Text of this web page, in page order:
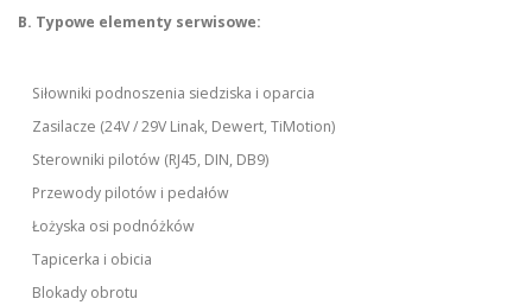
B. Typowe elementy serwisowe:
Siłowniki podnoszenia siedziska i oparcia
Zasilacze (24V / 29V Linak, Dewert, TiMotion)
Sterowniki pilotów (RJ45, DIN, DB9)
Przewody pilotów i pedałów
Łożyska osi podnóżków
Tapicerka i obicia
Blokady obrotu